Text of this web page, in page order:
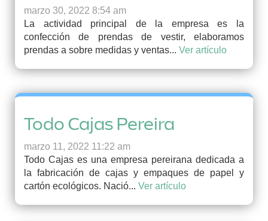
marzo 30, 2022 8:54 am
La actividad principal de la empresa es la
confección de prendas de vestir, elaboramos
prendas a sobre medidas y ventas... Ver artículo
Todo Cajas Pereira
marzo 11, 2022 11:22 am
Todo Cajas es una empresa pereirana dedicada a
la fabricación de cajas y empaques de papel y
cartón ecológicos. Nació... Ver artículo